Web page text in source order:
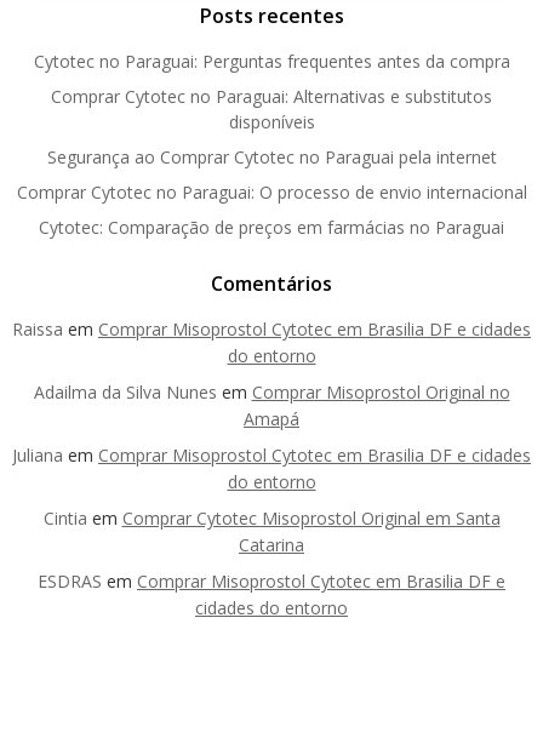
Posts recentes
Cytotec no Paraguai: Perguntas frequentes antes da compra
Comprar Cytotec no Paraguai: Alternativas e substitutos
disponíveis
Segurança ao Comprar Cytotec no Paraguai pela internet
Comprar Cytotec no Paraguai: O processo de envio internacional
Cytotec: Comparação de preços em farmácias no Paraguai
Comentários
Raissa em Comprar Misoprostol Cytotec em Brasilia DF e cidades
do entorno
Adailma da Silva Nunes em Comprar Misoprostol Original no
Amapá
Juliana em Comprar Misoprostol Cytotec em Brasilia DF e cidades
do entorno
Cintia em Comprar Cytotec Misoprostol Original em Santa
Catarina
ESDRAS em Comprar Misoprostol Cytotec em Brasilia DF e
cidades do entorno